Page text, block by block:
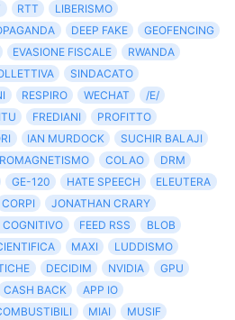
RTT
LIBERISMO
DEEP FAKE
GEOFENCING
EVASIONE FISCALE
RWANDA
SINDACATO
RESPIRO WECHAT
/E/
ITU FREDIANI
PROFITTO
IAN MURDOCK
SUCHIR BALAJI
COLAO
DRM
GE-120 HATE SPEECH
ELEUTERA
CORPI
JONATHAN CRARY
COGNITIVO FEED RSS
BLOB
MAXI
LUDDISMO
DECIDIM NVIDIA
GPU
CASH BACK
APP IO
MIAI
MUSIF